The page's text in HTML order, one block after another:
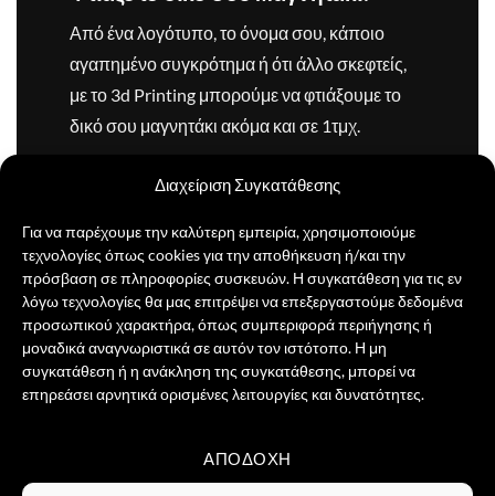
Διαχείριση Συγκατάθεσης
Για να παρέχουμε την καλύτερη εμπειρία, χρησιμοποιούμε
τεχνολογίες όπως cookies για την αποθήκευση ή/και την
πρόσβαση σε πληροφορίες συσκευών. Η συγκατάθεση για τις εν
λόγω τεχνολογίες θα μας επιτρέψει να επεξεργαστούμε δεδομένα
προσωπικού χαρακτήρα, όπως συμπεριφορά περιήγησης ή
μοναδικά αναγνωριστικά σε αυτόν τον ιστότοπο. Η μη
συγκατάθεση ή η ανάκληση της συγκατάθεσης, μπορεί να
επηρεάσει αρνητικά ορισμένες λειτουργίες και δυνατότητες.
ΑΠΟΔΟΧΉ
Από ένα λογότυπο, το όνομα σου, κάποιο
αγαπημένο συγκρότημα ή ότι άλλο σκεφτείς,
με το 3d Printing μπορούμε να φτιάξουμε το
δικό σου μαγνητάκι ακόμα και σε 1τμχ.
Στείλε μας το σχέδιο και θα επικοινωνήσουμε
καλύτερο αποτέλεσμα.
ΦΤΙΑΞΤΟ ΕΔΩ
Visa PayPal
Card